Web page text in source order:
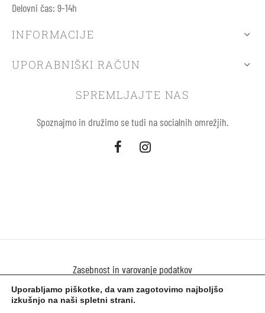
Delovni čas: 9-14h
INFORMACIJE
UPORABNIŠKI RAČUN
SPREMLJAJTE NAS
Spoznajmo in družimo se tudi na socialnih omrežjih.
Zasebnost in varovanje podatkov
Uporaba piškokov
Uporabljamo piškotke, da vam zagotovimo najboljšo
izkušnjo na naši spletni strani.